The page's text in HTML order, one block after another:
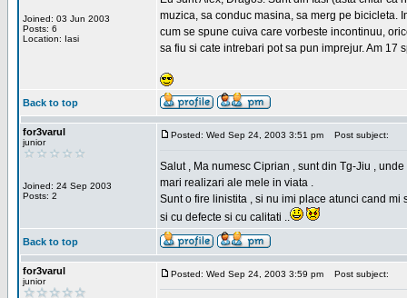
Joined: 03 Jun 2003
Posts: 6
Location: Iasi
muzica, sa conduc masina, sa merg pe bicicleta.
cum se spune cuiva care vorbeste incontinuu,
sa fiu si cate intrebari pot sa pun imprejur. Am 17
Back to top
for3varul
junior
Joined: 24 Sep 2003
Posts: 2
Posted: Wed Sep 24, 2003 3:51 pm Post subject:
Salut , Ma numesc Ciprian , sunt din Tg-Jiu ,
mari realizari ale mele in viata .
Sunt o fire linistita , si nu imi place atunci cand
si cu defecte si cu calitati ..
Back to top
for3varul
junior
Posted: Wed Sep 24, 2003 3:59 pm Post subject: